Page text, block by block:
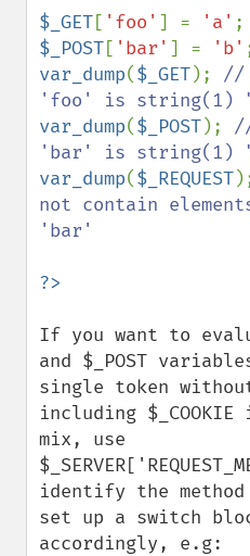
$_GET[ 'foo' ] = 'a'
$_POST[ 'bar' ] = 'b'
var_dump($_GET); //
var_dump($_POST);
var_dump($_REQUEST
not contain
'bar'
If you want to
and $_POST
single token
including
mix, use
identify the method
set up a switch
accordingly, e.g: